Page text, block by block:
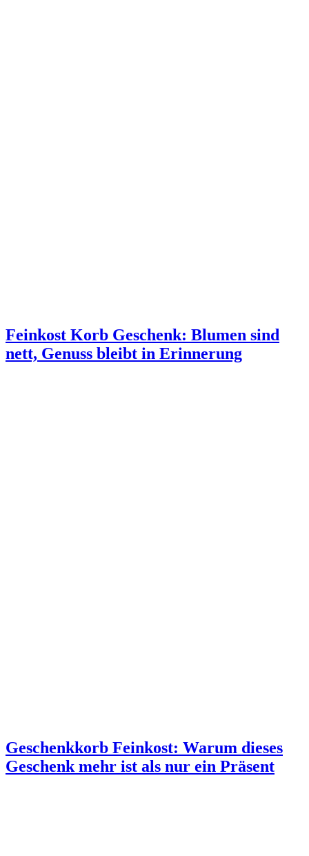
Feinkost Korb Geschenk: Blumen sind
nett, Genuss bleibt in Erinnerung
Geschenkkorb Feinkost: Warum dieses
Geschenk mehr ist als nur ein Präsent